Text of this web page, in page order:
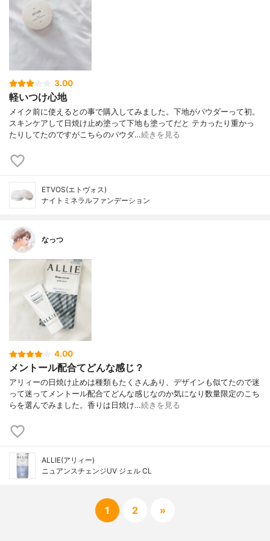
3.00
軽いつけ心地
メイク前に使えるとの事で購入してみました。下地がパウダーって初。
スキンケアして日焼け止め塗って下地も塗ってだと テカったり重かっ
たりしてたのですがこちらのパウダ…続きを見る
ETVOS(エトヴォス)
ナイトミネラルファンデーション
なっつ
4.00
メントール配合てどんな感じ？
アリィーの日焼け止めは種類もたくさんあり、デザインも似てたので迷
って迷ってメントール配合てどんな感じなのか気になり数量限定のこち
らを選んでみました。香りは日焼け…続きを見る
ALLIE(アリィー)
ニュアンスチェンジUV ジェル CL
1 2 »